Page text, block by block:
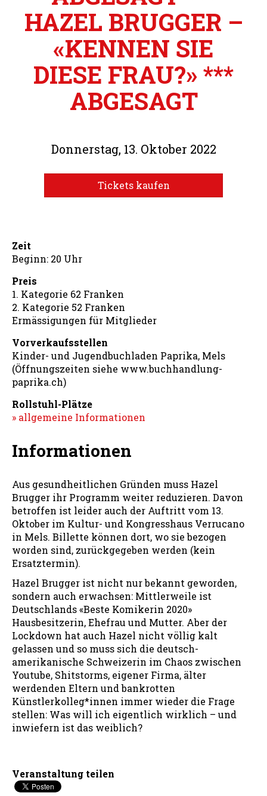
HAZEL BRUGGER –
«KENNEN SIE
DIESE FRAU?» ***
ABGESAGT
Donnerstag, 13. Oktober 2022
Tickets kaufen
Zeit
Beginn: 20 Uhr
Preis
1. Kategorie 62 Franken
2. Kategorie 52 Franken
Ermässigungen für Mitglieder
Vorverkaufsstellen
Kinder- und Jugendbuchladen Paprika, Mels
(Öffnungszeiten siehe www.buchhandlung-
paprika.ch)
Rollstuhl-Plätze
» allgemeine Informationen
Informationen
Aus gesundheitlichen Gründen muss Hazel
Brugger ihr Programm weiter reduzieren. Davon
betroffen ist leider auch der Auftritt vom 13.
Oktober im Kultur- und Kongresshaus Verrucano
in Mels. Billette können dort, wo sie bezogen
worden sind, zurückgegeben werden (kein
Ersatztermin).
Hazel Brugger ist nicht nur bekannt geworden,
sondern auch erwachsen: Mittlerweile ist
Deutschlands «Beste Komikerin 2020»
Hausbesitzerin, Ehefrau und Mutter. Aber der
Lockdown hat auch Hazel nicht völlig kalt
gelassen und so muss sich die deutsch-
amerikanische Schweizerin im Chaos zwischen
Youtube, Shitstorms, eigener Firma, älter
werdenden Eltern und bankrotten
Künstlerkolleg*innen immer wieder die Frage
stellen: Was will ich eigentlich wirklich – und
inwiefern ist das weiblich?
Veranstaltung teilen